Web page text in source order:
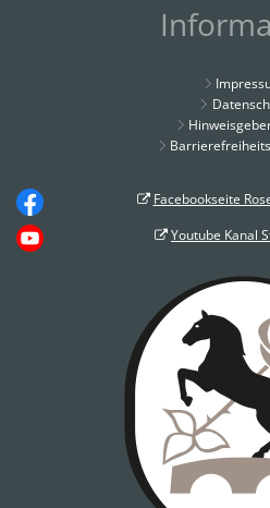
Facebookseite
Youtube Kanal